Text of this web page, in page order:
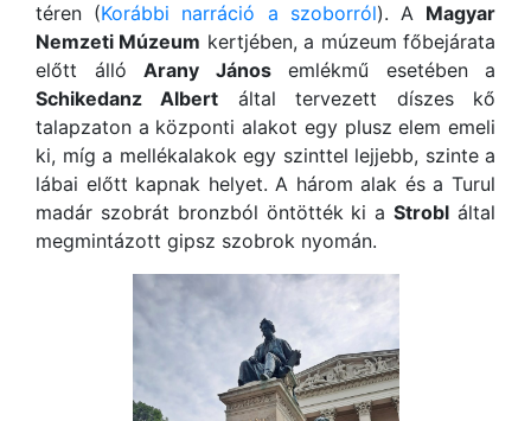
téren (Korábbi narráció a szoborról). A Magyar
Nemzeti Múzeum kertjében, a múzeum főbejárata
előtt álló Arany Jánosemlékmű esetében a
Schikedanz Albert által tervezett díszes kő
talapzaton a központi alakot egy plusz elem emeli
ki, míg a mellékalakok egy szinttel lejjebb, szinte a
lábai előtt kapnak helyet. A három alak és a Turul
madár szobrát bronzból öntötték ki aStrobl által
megmintázott gipsz szobrok nyomán.